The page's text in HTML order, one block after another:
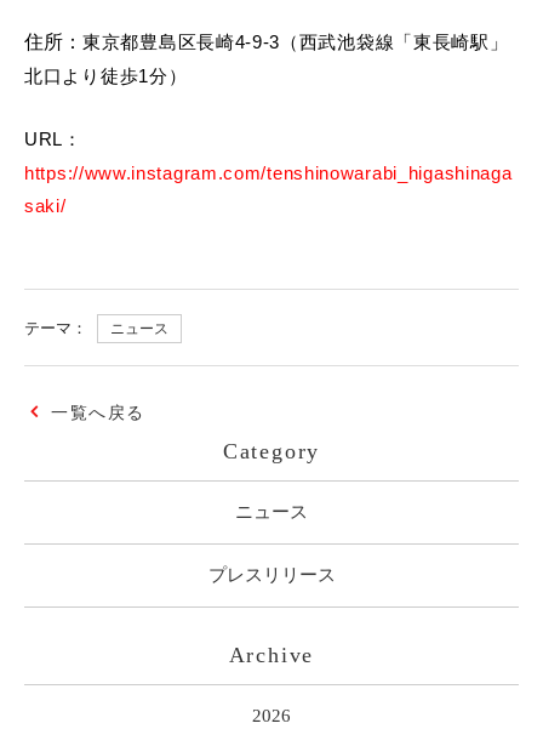
住所： 東京都豊島区長崎4-9-3（西武池袋線「東長崎駅」
北口より徒歩1分）
URL：
https://www.instagram.com/tenshinowarabi_higashinaga
saki/
テーマ： ニュース
一覧へ戻る
Category
ニュース
プレスリリース
Archive
2026